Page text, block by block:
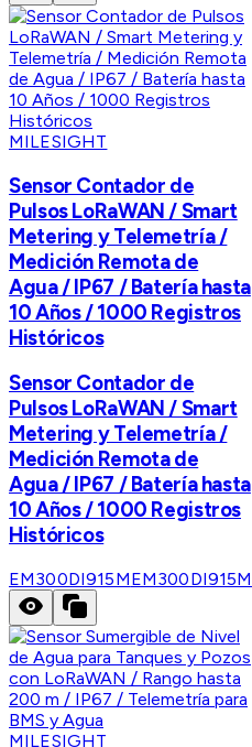
MILESIGHT
Sensor Contador de
Pulsos LoRaWAN / Smart
Metering y Telemetría /
Medición Remota de
Agua / IP67 / Batería hasta
10 Años / 1000 Registros
Históricos
Sensor Contador de
Pulsos LoRaWAN / Smart
Metering y Telemetría /
Medición Remota de
Agua / IP67 / Batería hasta
10 Años / 1000 Registros
Históricos
EM300DI915MEM300DI915M
MILESIGHT